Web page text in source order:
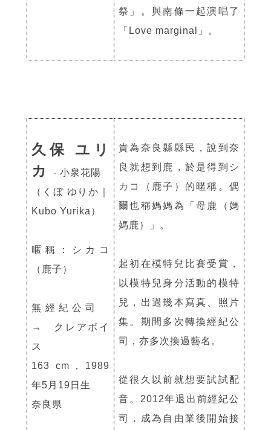
祭」。與南條一起演唱了
「Love marginal」。
久保 ユリ
カ
- 小泉花陽
（くぼ ゆりか｜
Kubo Yurika）
暱稱：シカコ
（鹿子）
無經紀公司
→ クレアボイ
ス
163 cm，1989
年5月19日生
奈良県
貴為奈良縣縣民，說到奈
良就想到鹿，於是得到シ
カコ（鹿子）的暱稱。偶
爾也稱媽媽為「母鹿（媽
媽鹿）」。
起初在模特兒比賽受賞，
以模特兒身分活動的模特
兒，出過幾本寫真、照片
集。期間多次轉換經紀公
司，亦多次換過藝名。
從很久以前就想要試試配
音。2012年退出前經紀公
司，成為自由業後開始接